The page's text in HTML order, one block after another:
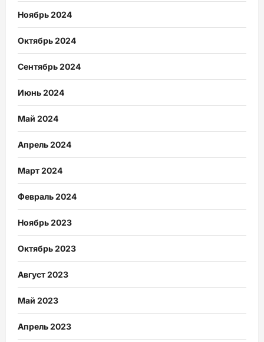
Ноябрь 2024
Октябрь 2024
Сентябрь 2024
Июнь 2024
Май 2024
Апрель 2024
Март 2024
Февраль 2024
Ноябрь 2023
Октябрь 2023
Август 2023
Май 2023
Апрель 2023